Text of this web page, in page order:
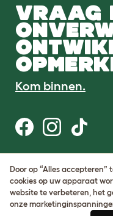
VRAAG
Kom binnen.
Gebruiksvoorwaarden
Cookie & privacybeleid
Cookie Settings
Sitemap
Door op “Alles
cookies op uw apparaat
website te verbeteren, het
onze